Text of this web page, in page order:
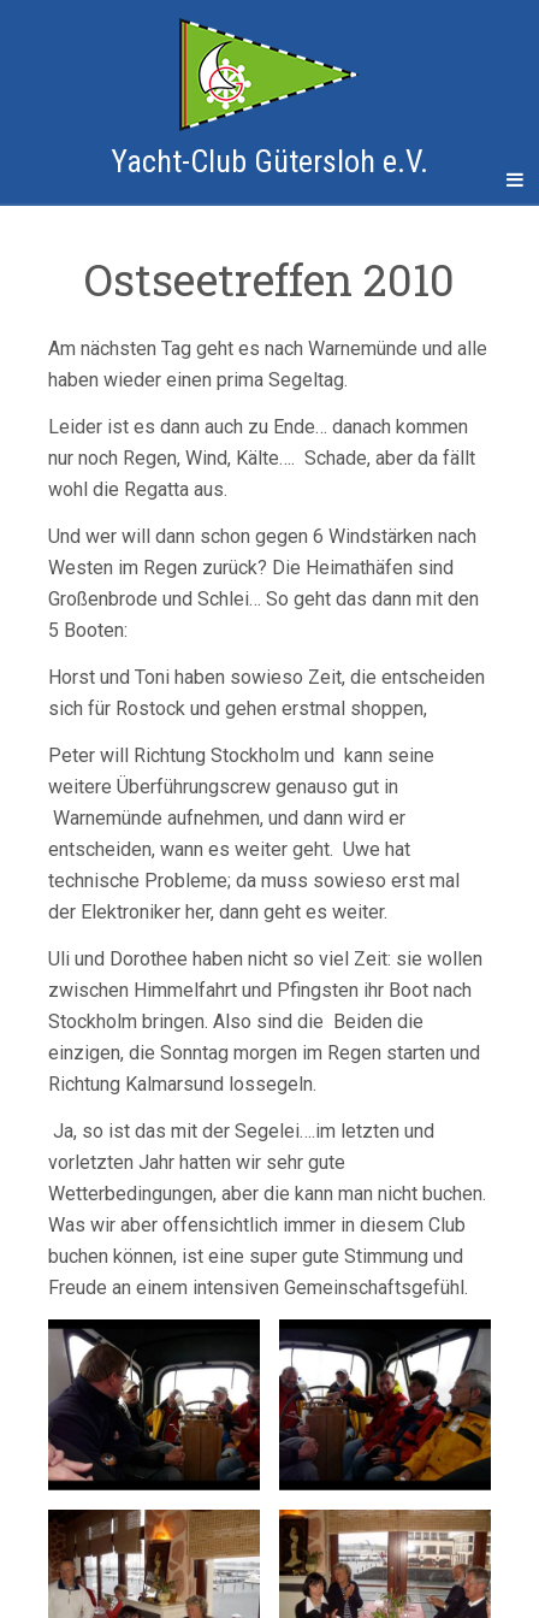
Yacht-Club Gütersloh e.V.
Ostseetreffen 2010
Am nächsten Tag geht es nach Warnemünde und alle
haben wieder einen prima Segeltag.
Leider ist es dann auch zu Ende… danach kommen
nur noch Regen, Wind, Kälte…. Schade, aber da fällt
wohl die Regatta aus.
Und wer will dann schon gegen 6 Windstärken nach
Westen im Regen zurück? Die Heimathäfen sind
Großenbrode und Schlei… So geht das dann mit den
5 Booten:
Horst und Toni haben sowieso Zeit, die entscheiden
sich für Rostock und gehen erstmal shoppen,
Peter will Richtung Stockholm und kann seine
weitere Überführungscrew genauso gut in
Warnemünde aufnehmen, und dann wird er
entscheiden, wann es weiter geht. Uwe hat
technische Probleme; da muss sowieso erst mal
der Elektroniker her, dann geht es weiter.
Uli und Dorothee haben nicht so viel Zeit: sie wollen
zwischen Himmelfahrt und Pfingsten ihr Boot nach
Stockholm bringen. Also sind die Beiden die
einzigen, die Sonntag morgen im Regen starten und
Richtung Kalmarsund lossegeln.
Ja, so ist das mit der Segelei….im letzten und
vorletzten Jahr hatten wir sehr gute
Wetterbedingungen, aber die kann man nicht buchen.
Was wir aber offensichtlich immer in diesem Club
buchen können, ist eine super gute Stimmung und
Freude an einem intensiven Gemeinschaftsgefühl.